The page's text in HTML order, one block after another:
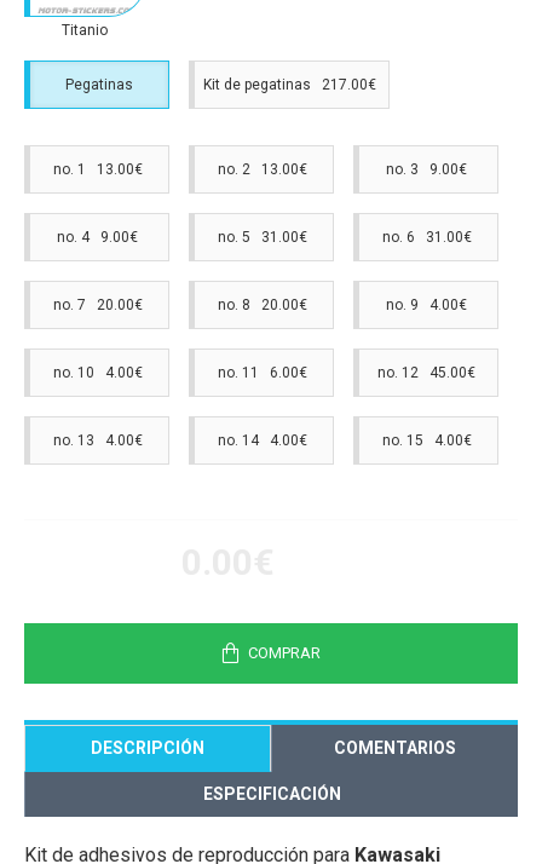
Titanio
Pegatinas Kit de pegatinas 217.00€
no. 1 13.00€ no. 2 13.00€ no. 3 9.00€
no. 4 9.00€ no. 5 31.00€ no. 6 31.00€
no. 7 20.00€ no. 8 20.00€ no. 9 4.00€
no. 10 4.00€ no. 11 6.00€ no. 12 45.00€
no. 13 4.00€ no. 14 4.00€ no. 15 4.00€
COMPRAR
DESCRIPCIÓN COMENTARIOS
ESPECIFICACIÓN
Kit de adhesivos de reproducción para Kawasaki